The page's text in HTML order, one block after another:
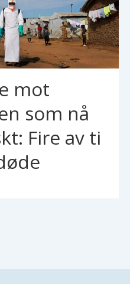
mot
som nå
Fire av ti